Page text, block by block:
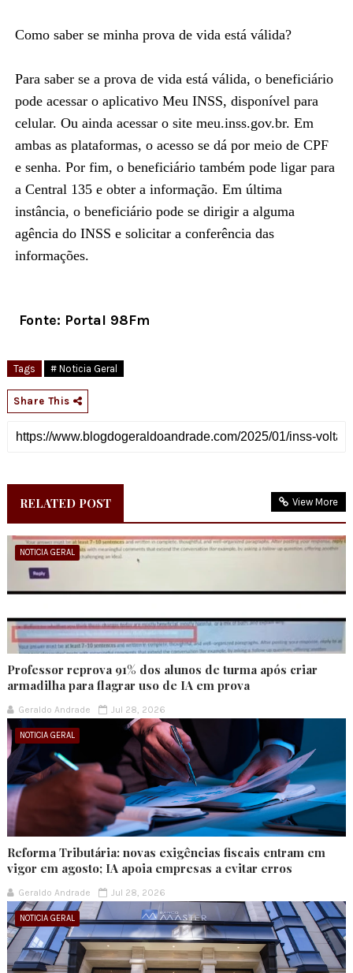
Como saber se minha prova de vida está válida?
Para saber se a prova de vida está válida, o beneficiário
pode acessar o aplicativo Meu INSS, disponível para
celular. Ou ainda acessar o site meu.inss.gov.br. Em
ambas as plataformas, o acesso se dá por meio de CPF
e senha. Por fim, o beneficiário também pode ligar para
a Central 135 e obter a informação. Em última
instância, o beneficiário pode se dirigir a alguma
agência do INSS e solicitar a conferência das
informações.
Fonte: Portal 98Fm
Tags # Noticia Geral
Share This
RELATED POST View More
NOTICIA GERAL
Professor reprova 91% dos alunos de turma após criar
armadilha para flagrar uso de IA em prova
Geraldo Andrade Jul 28, 2026
NOTICIA GERAL
Reforma Tributária: novas exigências fiscais entram em
vigor em agosto; IA apoia empresas a evitar erros
Geraldo Andrade Jul 28, 2026
NOTICIA GERAL